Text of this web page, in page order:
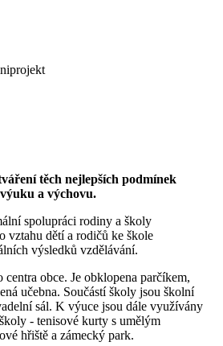
těch nejlepších podmínek
a výchovu.
spolupráci rodiny a školy
vztahu dětí a rodičů ke škole
výsledků vzdělávání.
centra obce. Je obklopena parčíkem,
učebna. Součástí školy jsou školní
sál. K výuce jsou dále využívány
- tenisové kurty s umělým
hřiště a zámecký park.